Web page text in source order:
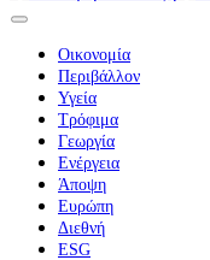
Οικονομία
Περιβάλλον
Υγεία
Τρόφιμα
Γεωργία
Ενέργεια
Άποψη
Ευρώπη
Διεθνή
ESG